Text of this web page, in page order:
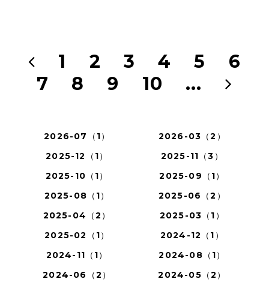
1 2 3 4 5
6
7
8 9 10 ...
2026-07（1）
2026-03（2）
2025-12（1）
2025-11（3）
2025-10（1）
2025-09（1）
2025-08（1）
2025-06（2）
2025-04（2）
2025-03（1）
2025-02（1）
2024-12（1）
2024-11（1）
2024-08（1）
2024-06（2）
2024-05（2）